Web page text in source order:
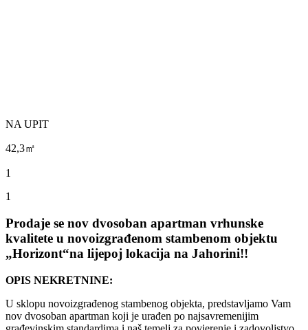
NA UPIT
42,3㎡
1
1
Prodaje se nov dvosoban apartman vrhunske
kvalitete u novoizgrađenom stambenom objektu
„Horizont“na lijepoj lokacija na Jahorini!!
OPIS NEKRETNINE:
U sklopu novoizgrađenog stambenog objekta, predstavljamo Vam
nov dvosoban apartman koji je urađen po najsavremenijim